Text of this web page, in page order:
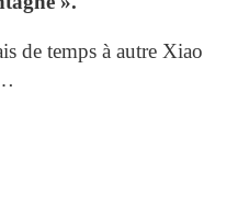
de temps à autre Xiao